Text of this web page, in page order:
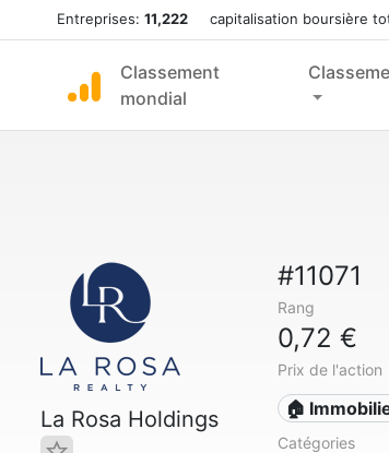
Entreprises: 11,222 capitalisation boursière
Classement
mondial
La Rosa Holdings
#11071
Rang
0,72 €
Prix de l'action
🏠
Catégories